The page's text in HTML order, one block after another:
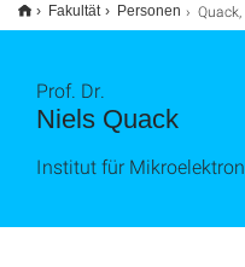
Fakultät Personen
Niels Quack
Prof. Dr.
Institut für